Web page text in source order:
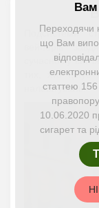
Подсистеми
вейперів
сучасному
тих, хто цінує
налаштувань.
Вам
Переходячи
що Вам
статтею 156
10.06.2020
сигарет та